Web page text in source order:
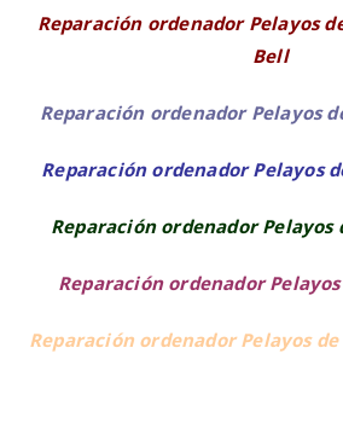
Reparación ordenador Pelayos
Bell
Reparación ordenador Pelayos
Reparación ordenador Pelayos
Reparación ordenador Pelayos
Reparación ordenador
Reparación ordenador Pelayos